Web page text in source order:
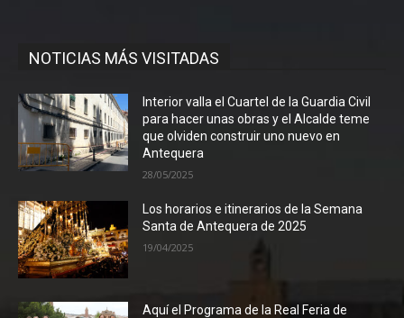
NOTICIAS MÁS VISITADAS
Interior valla el Cuartel de la Guardia Civil
para hacer unas obras y el Alcalde teme
que olviden construir uno nuevo en
Antequera
28/05/2025
Los horarios e itinerarios de la Semana
Santa de Antequera de 2025
19/04/2025
Aquí el Programa de la Real Feria de